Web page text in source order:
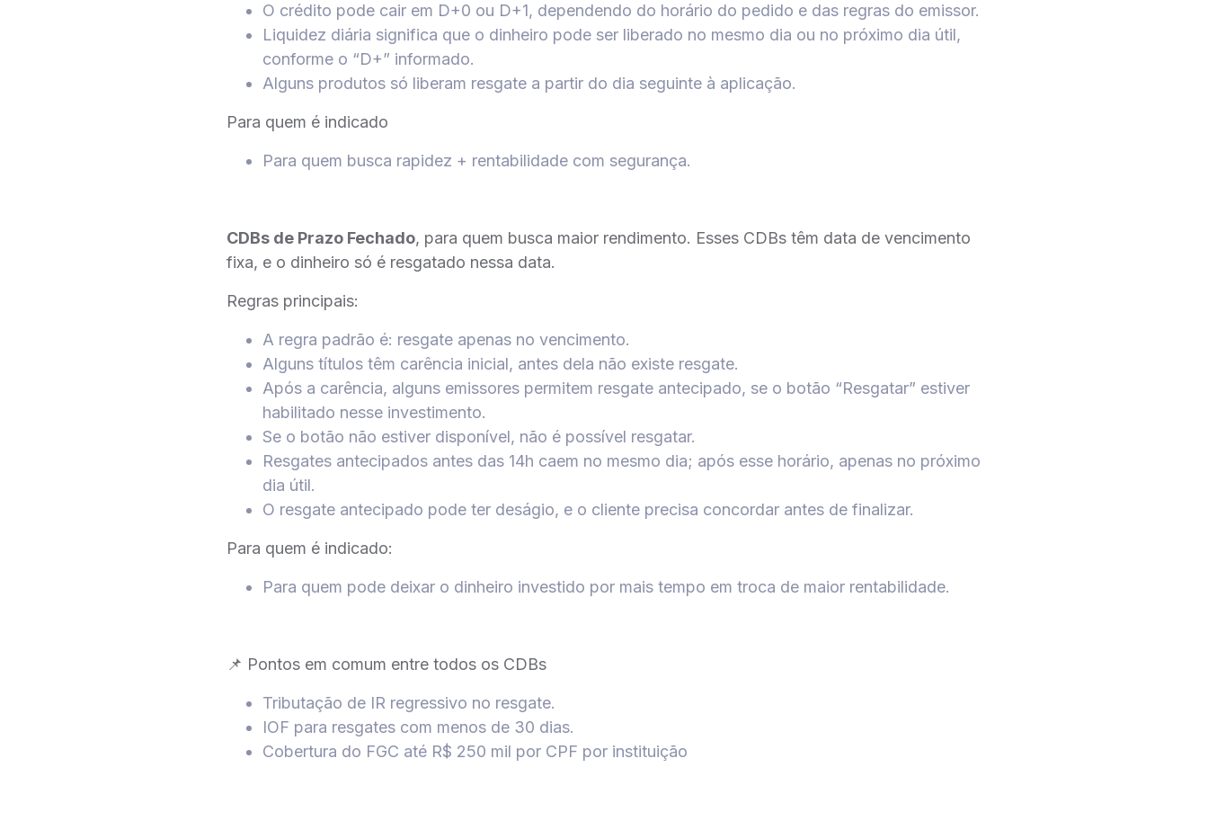
O crédito pode cair em D+0 ou D+1, dependendo do horário do pedido e das regras do emissor.
Liquidez diária significa que o dinheiro pode ser liberado no mesmo dia ou no próximo dia útil,
conforme o “D+” informado.
Alguns produtos só liberam resgate a partir do dia seguinte à aplicação.
Para quem é indicado
Para quem busca rapidez + rentabilidade com segurança.
CDBs de Prazo Fechado, para quem busca maior rendimento. Esses CDBs têm data de vencimento
fixa, e o dinheiro só é resgatado nessa data.
Regras principais:
A regra padrão é: resgate apenas no vencimento.
Alguns títulos têm carência inicial, antes dela não existe resgate.
Após a carência, alguns emissores permitem resgate antecipado, se o botão “Resgatar” estiver
habilitado nesse investimento.
Se o botão não estiver disponível, não é possível resgatar.
Resgates antecipados antes das 14h caem no mesmo dia; após esse horário, apenas no próximo
dia útil.
O resgate antecipado pode ter deságio, e o cliente precisa concordar antes de finalizar.
Para quem é indicado:
Para quem pode deixar o dinheiro investido por mais tempo em troca de maior rentabilidade.
📌 Pontos em comum entre todos os CDBs
Tributação de IR regressivo no resgate.
IOF para resgates com menos de 30 dias.
Cobertura do FGC até R$ 250 mil por CPF por instituição